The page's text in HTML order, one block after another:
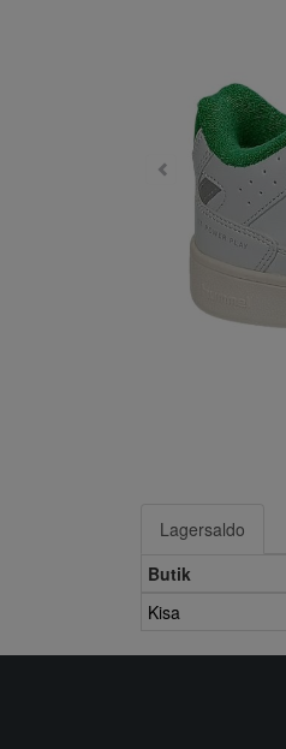
Lagersaldo
Butik
Kisa